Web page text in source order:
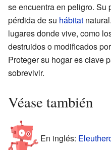
se encuentra en peligro. Su
pérdida de su hábitat
lugares donde vive, como
destruidos o modificados
Proteger su hogar es clave
sobrevivir.
Véase también
En inglés: